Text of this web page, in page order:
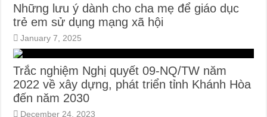
Những lưu ý dành cho cha mẹ để giáo dục
trẻ em sử dụng mạng xã hội
January 7, 2025
Trắc nghiệm Nghị quyết 09-NQ/TW năm
2022 về xây dựng, phát triển tỉnh Khánh Hòa
đến năm 2030
December 24, 2023